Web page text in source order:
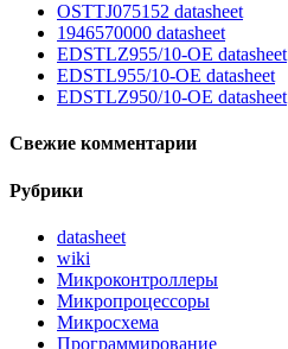
OSTTJ075152 datasheet
1946570000 datasheet
EDSTLZ955/10-OE datasheet
EDSTL955/10-OE datasheet
EDSTLZ950/10-OE datasheet
Свежие комментарии
Рубрики
datasheet
wiki
Микроконтроллеры
Микропроцессоры
Микросхема
Программирование